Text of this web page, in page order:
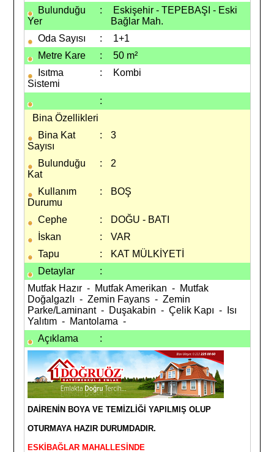
Bulunduğu
Yer
:
Eskişehir - TEPEBAŞI - Eski
Bağlar Mah.
Oda Sayısı
:
1+1
Metre Kare
:
50 m²
Isıtma
Sistemi
: Kombi
:
Bina Özellikleri
Bina Kat
Sayısı
: 3
Bulunduğu
Kat
: 2
Kullanım
Durumu
: BOŞ
Cephe :
DOĞU - BATI
İskan
:
VAR
Tapu
:
KAT MÜLKİYETİ
Detaylar
:
Mutfak Hazır - Mutfak Amerikan - Mutfak
Doğalgazlı - Zemin Fayans - Zemin
Parke/Laminant - Duşakabin - Çelik Kapı - Isı
Yalıtım - Mantolama -
Açıklama
:
DAİRENİN BOYA VE TEMİZLİĞİ YAPILMIŞ OLUP
OTURMAYA HAZIR DURUMDADIR.
ESKİBAĞLAR MAHALLESİNDE